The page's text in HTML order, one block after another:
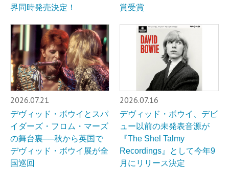
界同時発売決定！
賞受賞
2026.07.21
デヴィッド・ボウイとスパ
イダーズ・フロム・マーズ
の舞台裏──秋から英国で
デヴィッド・ボウイ展が全
国巡回
2026.07.16
デヴィッド・ボウイ、デビ
ュー以前の未発表音源が
『The Shel Talmy
Recordings』として今年9
月にリリース決定